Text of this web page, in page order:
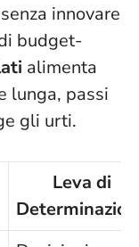
innovare
budget-
alimenta
lunga, passi
gli urti.
Leva di